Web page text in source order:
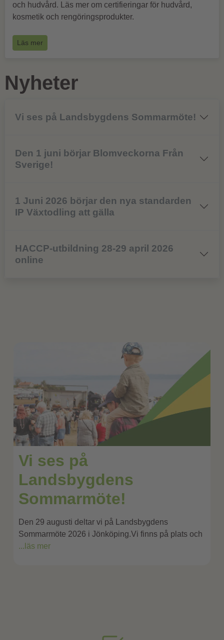
och hudvård. Läs mer om certifieringar för hudvård,
kosmetik och rengöringsprodukter.
Läs mer
Nyheter
Vi ses på Landsbygdens Sommarmöte!
Den 1 juni börjar Blomveckorna Från
Sverige!
1 Juni 2026 börjar den nya standarden
IP Växtodling att gälla
HACCP-utbildning 28-29 april 2026
online
Vi ses på
Landsbygdens
Sommarmöte!
Den 29 augusti deltar vi på Landsbygdens
Sommarmöte 2026 i Jönköping.Vi finns på plats och
...läs mer